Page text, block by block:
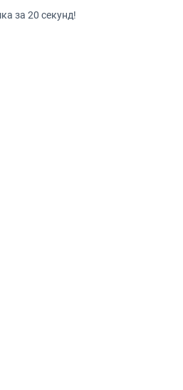
за 20 секунд!